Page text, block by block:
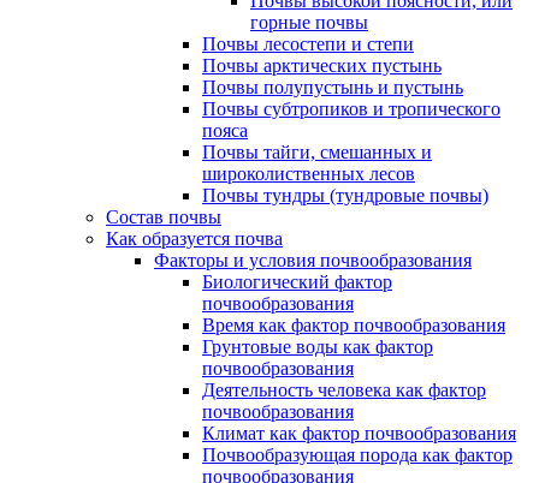
горные почвы
Почвы лесостепи и степи
Почвы арктических пустынь
Почвы полупустынь и пустынь
Почвы субтропиков и тропического
пояса
Почвы тайги, смешанных и
широколиственных лесов
Почвы тундры (тундровые почвы)
Состав почвы
Как образуется почва
Факторы и условия почвообразования
Биологический фактор
почвообразования
Время как фактор почвообразования
Грунтовые воды как фактор
почвообразования
Деятельность человека как фактор
почвообразования
Климат как фактор почвообразования
Почвообразующая порода как фактор
почвообразования